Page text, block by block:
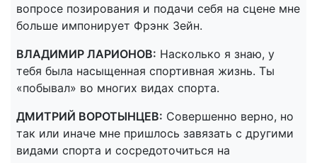
вопросе позирования и подачи себя на сцене мне
больше импонирует Фрэнк Зейн.
ВЛАДИМИР ЛАРИОНОВ: Насколько я знаю, у
тебя была насыщенная спортивная жизнь. Ты
«побывал» во многих видах спорта.
ДМИТРИЙ ВОРОТЫНЦЕВ: Совершенно верно, но
так или иначе мне пришлось завязать с другими
видами спорта и сосредоточиться на